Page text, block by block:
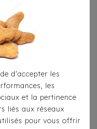
Medium Poisson
d'accepter les
les
et la pertinence
liés aux réseaux
pour vous offrir